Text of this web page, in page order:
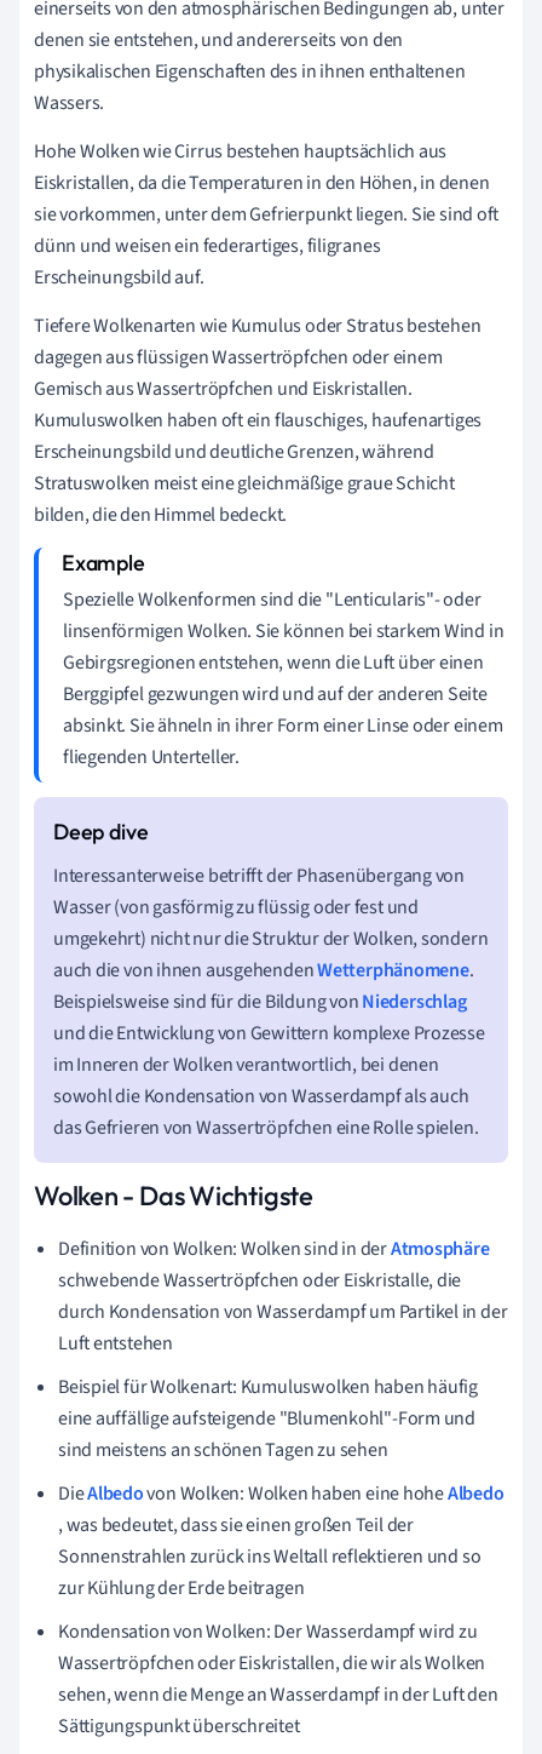
einerseits von den atmosphärischen Bedingungen ab, unter
denen sie entstehen, und andererseits von den
physikalischen Eigenschaften des in ihnen enthaltenen
Wassers.
Hohe Wolken wie Cirrus bestehen hauptsächlich aus
Eiskristallen, da die Temperaturen in den Höhen, in denen
sie vorkommen, unter dem Gefrierpunkt liegen. Sie sind oft
dünn und weisen ein federartiges, filigranes
Erscheinungsbild auf.
Tiefere Wolkenarten wie Kumulus oder Stratus bestehen
dagegen aus flüssigen Wassertröpfchen oder einem
Gemisch aus Wassertröpfchen und Eiskristallen.
Kumuluswolken haben oft ein flauschiges, haufenartiges
Erscheinungsbild und deutliche Grenzen, während
Stratuswolken meist eine gleichmäßige graue Schicht
bilden, die den Himmel bedeckt.
Spezielle Wolkenformen sind die "Lenticularis"- oder
linsenförmigen Wolken. Sie können bei starkem Wind in
Gebirgsregionen entstehen, wenn die Luft über einen
Berggipfel gezwungen wird und auf der anderen Seite
absinkt. Sie ähneln in ihrer Form einer Linse oder einem
fliegenden Unterteller.
Interessanterweise betrifft der Phasenübergang von
Wasser (von gasförmig zu flüssig oder fest und
umgekehrt) nicht nur die Struktur der Wolken, sondern
auch die von ihnen ausgehendenWetterphänomene.
Beispielsweise sind für die Bildung vonNiederschlag
und die Entwicklung von Gewittern komplexe Prozesse
im Inneren der Wolken verantwortlich, bei denen
sowohl die Kondensation von Wasserdampf als auch
das Gefrieren von Wassertröpfchen eine Rolle spielen.
Wolken - Das Wichtigste
Definition von Wolken: Wolken sind in derAtmosphäre
schwebende Wassertröpfchen oder Eiskristalle, die
durch Kondensation von Wasserdampf um Partikel in der
Luft entstehen
Beispiel für Wolkenart: Kumuluswolken haben häufig
eine auffällige aufsteigende "Blumenkohl"-Form und
sind meistens an schönen Tagen zu sehen
DieAlbedovon Wolken: Wolken haben eine hoheAlbedo
, was bedeutet, dass sie einen großen Teil der
Sonnenstrahlen zurück ins Weltall reflektieren und so
zur Kühlung der Erde beitragen
Kondensation von Wolken: Der Wasserdampf wird zu
Wassertröpfchen oder Eiskristallen, die wir als Wolken
sehen, wenn die Menge an Wasserdampf in der Luft den
Sättigungspunkt überschreitet